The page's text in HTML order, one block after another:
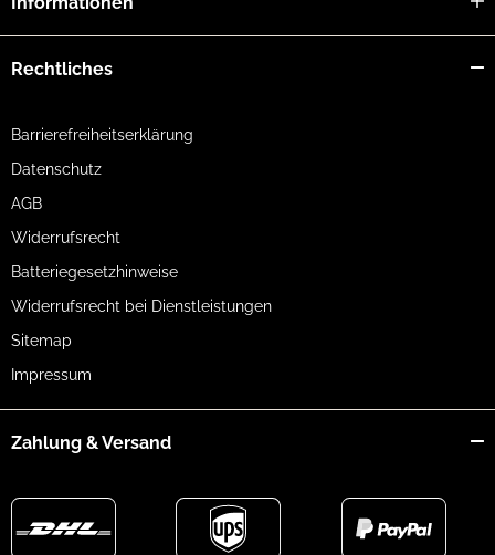
Rechtliches
Barrierefreiheitserklärung
Datenschutz
AGB
Widerrufsrecht
Batteriegesetzhinweise
Widerrufsrecht bei Dienstleistungen
Sitemap
Impressum
Zahlung & Versand